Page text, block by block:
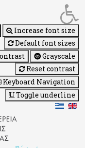
Increase font size
Default font sizes
Grayscale
Reset contrast
Keyboard Navigation
Toggle underline